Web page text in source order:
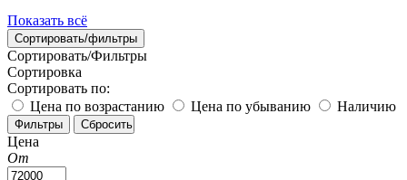
Показать всё
Сортировать/фильтры
Сортировать/Фильтры
Сортировка
Сортировать по:
Цена по возрастанию
Цена по убыванию Наличию
Цена
От